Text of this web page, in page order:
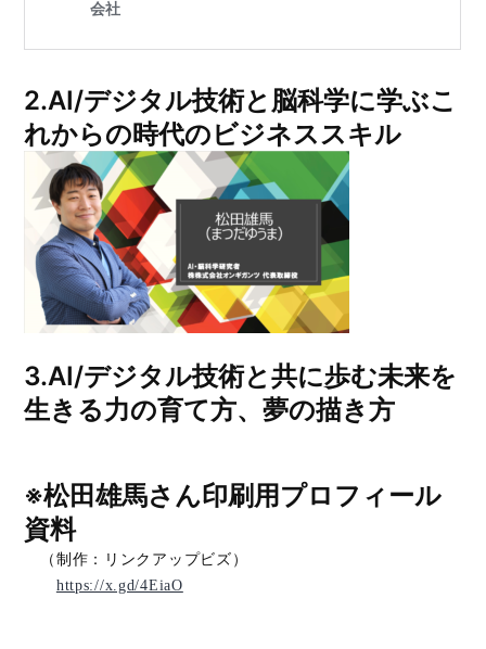
2.AI/デジタル技術と脳科学に学ぶこ
れからの時代のビジネススキル
3.AI/デジタル技術と共に歩む未来を
生きる力の育て方、夢の描き方
※松田雄馬さん印刷用プロフィール
資料
（制作：リンクアップビズ）
https://x.gd/4EiaO